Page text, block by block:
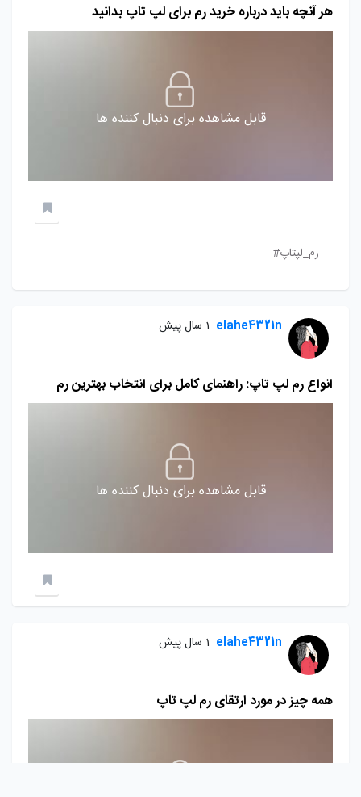
هر آنچه باید درباره خرید رم برای لپ تاپ بدانید
قابل مشاهده برای دنبال کننده ها
رم_لپتاپ#
elahe4321n 1 سال پیش
انواع رم لپ تاپ: راهنمای کامل برای انتخاب بهترین رم
قابل مشاهده برای دنبال کننده ها
elahe4321n 1 سال پیش
همه چیز در مورد ارتقای رم لپ تاپ